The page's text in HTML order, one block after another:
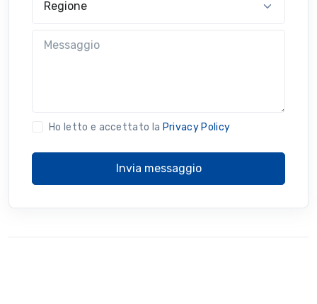
Ho letto e accettato la Privacy Policy
Invia messaggio